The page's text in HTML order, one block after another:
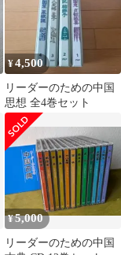
¥4,500
リーダーのための中国
思想 全4巻セット
¥5,000
リーダーのための中国